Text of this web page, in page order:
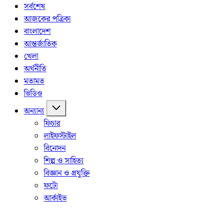
সর্বশেষ
আজকের পত্রিকা
বাংলাদেশ
আন্তর্জাতিক
খেলা
অর্থনীতি
মতামত
ভিডিও
অন্যান্য
ফিচার
লাইফস্টাইল
বিনোদন
শিল্প ও সাহিত্য
বিজ্ঞান ও প্রযুক্তি
ফটো
আর্কাইভ